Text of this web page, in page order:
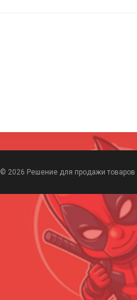
© 2026 Решение для продажи товаров